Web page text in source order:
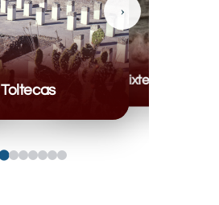
Toltecas
Mixteca
›